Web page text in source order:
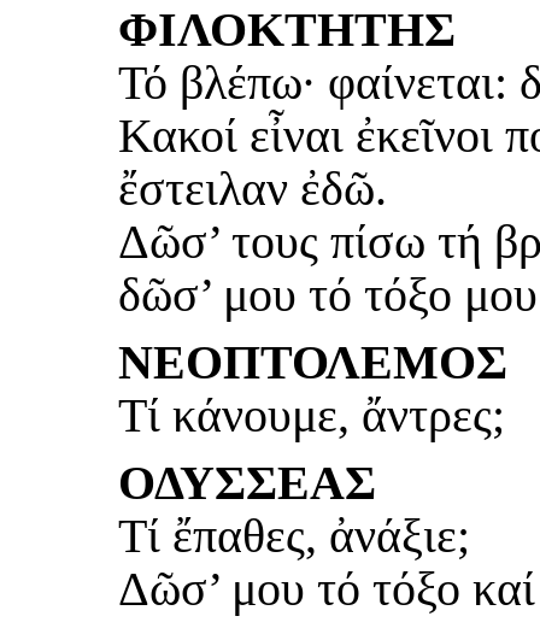
ΦΙΛΟΚΤΗΤΗΣ
Τό βλέπω· φαίνεται:
Κακοί εἶναι ἐκεῖνοι
ἔστειλαν ἐδῶ.
Δῶσ’ τους πίσω τή
δῶσ’ μου τό τόξο
ΝΕΟΠΤΟΛΕΜΟΣ
Τί κάνουμε, ἄντρες;
ΟΔΥΣΣΕΑΣ
Τί ἔπαθες, ἀνάξιε;
Δῶσ’ μου τό τόξο